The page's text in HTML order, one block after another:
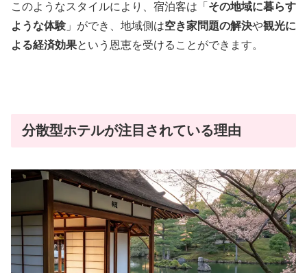
このようなスタイルにより、宿泊客は「 その地域に暮らす
ような体験 」ができ、地域側は空き家問題の解決や観光に
よる経済効果という恩恵を受けることができます。
分散型ホテルが注目されている理由